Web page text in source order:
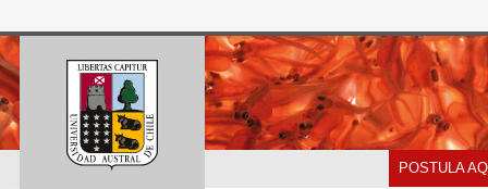
POSTULA